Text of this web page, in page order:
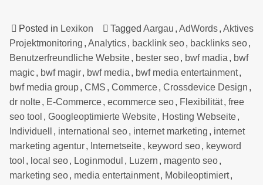
Posted in Lexikon Tagged Aargau , AdWords, Aktives
Projektmonitoring , Analytics, backlink seo, backlinks seo,
Benutzerfreundliche Website, bester seo, bwf madia , bwf
magic, bwf magir, bwf media , bwf media entertainment,
bwf media group, CMS , Commerce, Crossdevice Design ,
dr nolte, E-Commerce, ecommerce seo, Flexibilität, free
seo tool , Googleoptimierte Website, Hosting Webseite,
Individuell
, international seo, internet marketing , internet
marketing agentur, Internetseite, keyword seo, keyword
tool , local seo, Loginmodul , Luzern , magento seo,
marketing seo, media entertainment, Mobileoptimiert,